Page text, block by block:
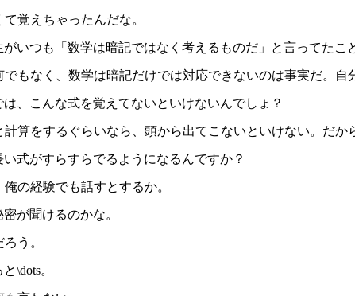
覚えちゃったんだな。
いつも「数学は暗記ではなく考えるものだ」と言ってたこ
もなく、数学は暗記だけでは対応できないのは事実だ。自
、こんな式を覚えてないといけないんでしょ？
算をするぐらいなら、頭から出てこないといけない。だか
式がすらすらでるようになるんですか？
の経験でも話すとするか。
が聞けるのかな。
う。
\dots。